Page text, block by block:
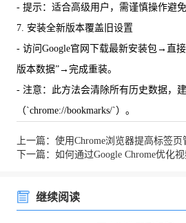
- 提示：适合高级用户，需谨慎操作避免
7. 安装全新版本覆盖旧设置
- 访问Google官网下载最新安装包→直
版本数据”→完成重装。
- 注意：此方法会清除所有历史数据，
（`chrome://bookmarks/`）。
上一篇：使用Chrome浏览器提高标签
下一篇：如何通过Google Chrome优化
继续阅读